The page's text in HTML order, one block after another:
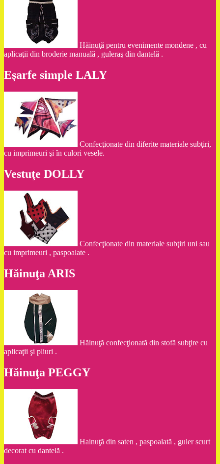
Hăinuţă pentru evenimente mondene , cu
aplicaţii din broderie manuală , guleraş din dantelă .
Eşarfe simple LALY
Confecţionate din diferite materiale subţiri,
cu imprimeuri şi în culori vesele.
Vestuţe DOLLY
Confecţionate din materiale subţiri uni sau
cu imprimeuri , paspoalate .
Hăinuţa ARIS
Hăinuţă confecţionată din stofă subţire cu
aplicaţii şi pliuri .
Hăinuţa PEGGY
Hainuţă din saten , paspoalată , guler scurt
decorat cu dantelă .